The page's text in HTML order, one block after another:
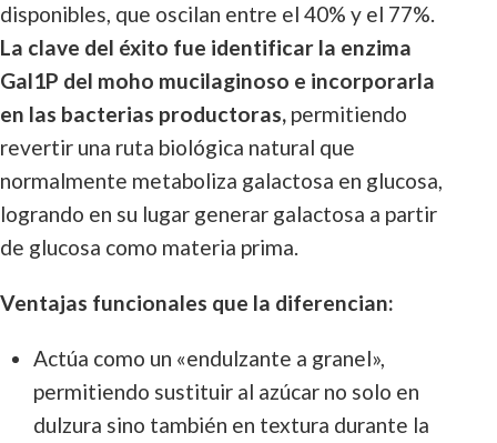
disponibles, que oscilan entre el 40% y el 77%.
La clave del éxito fue identificar la enzima
Gal1P del moho mucilaginoso e incorporarla
en las bacterias productoras, permitiendo
revertir una ruta biológica natural que
normalmente metaboliza galactosa en glucosa,
logrando en su lugar generar galactosa a partir
de glucosa como materia prima.
Ventajas funcionales que la diferencian:
Actúa como un «endulzante a granel»,
permitiendo sustituir al azúcar no solo en
dulzura sino también en textura durante la